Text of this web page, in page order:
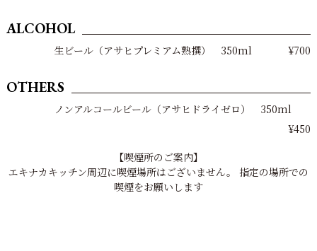
ALCOHOL
生ビール（アサヒプレミアム熟撰） 350ml ¥700
OTHERS
ノンアルコールビール（アサヒドライゼロ） 350ml
¥450
【喫煙所のご案内】
エキナカキッチン周辺に喫煙場所はございません。 指定の場所での
喫煙をお願いします